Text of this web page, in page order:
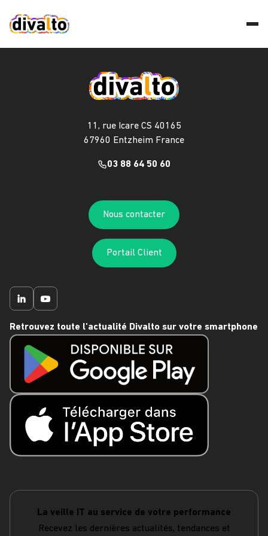
11, rue Icare CS 40165
67960 Entzheim France
03 88 64 50 60
Nous contacter
Portail Client
Retrouvez toute l'actualité Divalto sur votre smartphone
La veille IT au service de votre performance
Recevez les dernières actualités, tendances et